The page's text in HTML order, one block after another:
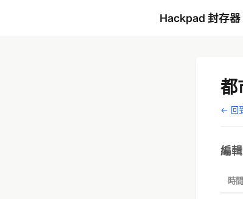
Hackpad 封存
都
← 回
編
時間